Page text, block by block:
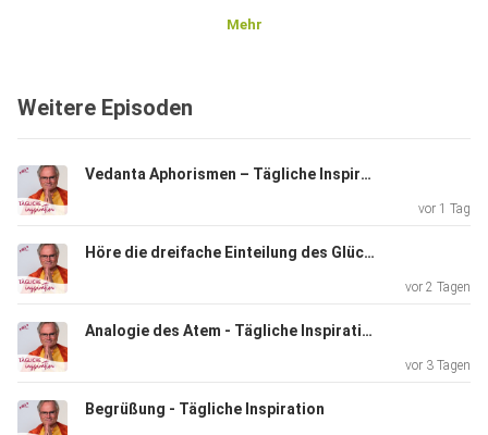
vidya.de
Mehr
Weitere Episoden
Vedanta Aphorismen – Tägliche Inspiration
vor 1 Tag
Höre die dreifache Einteilung des Glücks – Bhagavad Gita XVIII 36
vor 2 Tagen
Analogie des Atem - Tägliche Inspiration
vor 3 Tagen
Begrüßung - Tägliche Inspiration